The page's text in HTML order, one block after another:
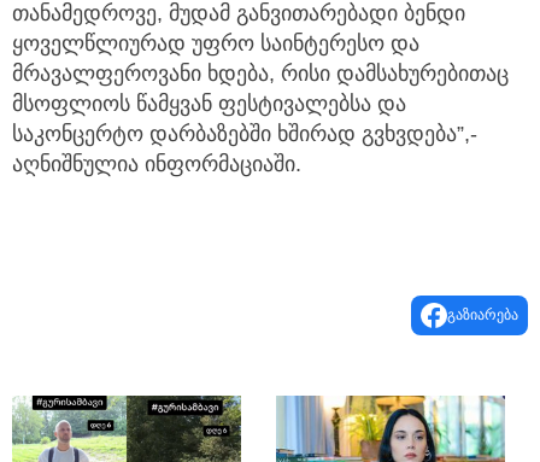
თანამედროვე, მუდამ განვითარებადი ბენდი
ყოველწლიურად უფრო საინტერესო და
მრავალფეროვანი ხდება, რისი დამსახურებითაც
მსოფლიოს წამყვან ფესტივალებსა და
საკონცერტო დარბაზებში ხშირად გვხვდება”,-
აღნიშნულია ინფორმაციაში.
გაზიარება